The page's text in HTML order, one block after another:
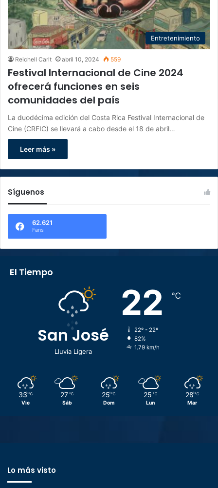
Entretenimiento
Reichell Carit abril 10, 2024 559
Festival Internacional de Cine 2024
ofrecerá funciones en seis
comunidades del país
La duodécima edición del Costa Rica Festival Internacional de
Cine (CRFIC) se llevará a cabo desde el 18 de abril…
Leer más »
Síguenos
62.621
Fans
El Tiempo
San José
Lluvia Ligera
22 ℃
22º - 22º
82%
1.79 km/h
33 ℃
Vie
27 ℃
Sáb
25 ℃
Dom
25 ℃
Lun
28 ℃
Mar
Lo más visto